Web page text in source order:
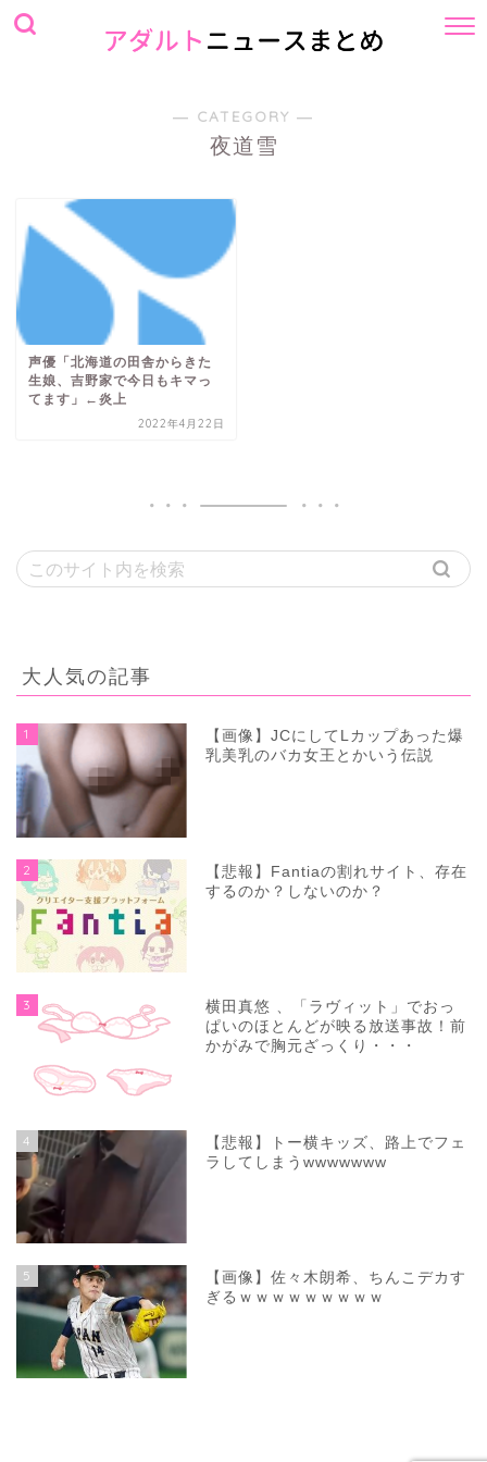
― CATEGORY ―
夜道雪
声優「北海道の田舎からきた
生娘、吉野家で今日もキマっ
てます」←炎上
2022年4月22日
大人気の記事
1
【画像】JCにしてLカップあった爆
乳美乳のバカ女王とかいう伝説
2
【悲報】Fantiaの割れサイト、存在
するのか？しないのか？
3
横田真悠 、「ラヴィット」でおっ
ぱいのほとんどが映る放送事故！前
かがみで胸元ざっくり・・・
4
【悲報】トー横キッズ、路上でフェ
ラしてしまうwwwwwww
5
【画像】佐々木朗希、ちんこデカす
ぎるｗｗｗｗｗｗｗｗｗ